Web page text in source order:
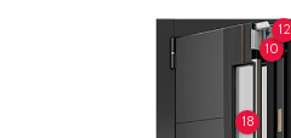
10
12
18